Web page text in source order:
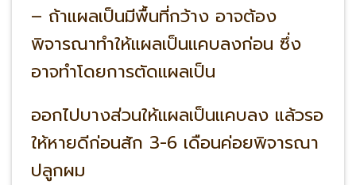
– ถ้าแผลเป็นมีพื้นที่กว้าง อาจต้อง
พิจารณาทำให้แผลเป็นแคบลงก่อน ซึ่ง
อาจทำโดยการตัดแผลเป็น
ออกไปบางส่วนให้แผลเป็นแคบลง แล้วรอ
ให้หายดีก่อนสัก 3-6 เดือนค่อยพิจารณา
ปลูกผม